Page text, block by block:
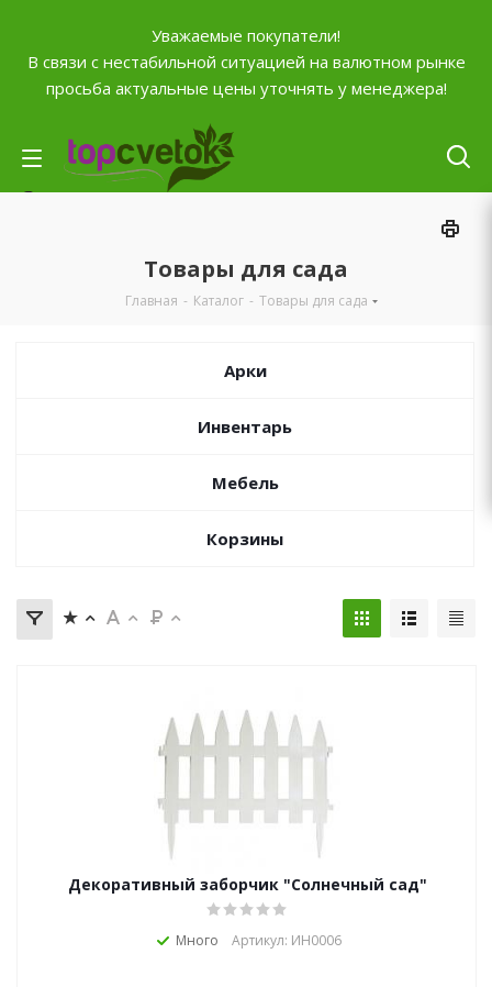
Уважаемые покупатели!
В связи с нестабильной ситуацией на валютном рынке
просьба актуальные цены уточнять у менеджера!
Отложенные
ПН-ПТ с10:00 до 20:00
Товары для сада
Главная - Каталог - Товары для сада
Арки
Инвентарь
Мебель
Корзины
Декоративный заборчик "Солнечный сад"
Много Артикул: ИН0006